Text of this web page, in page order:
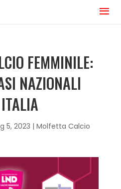
FEMMINILE:
NAZIONALI
5, 2023 | Molfetta Calcio